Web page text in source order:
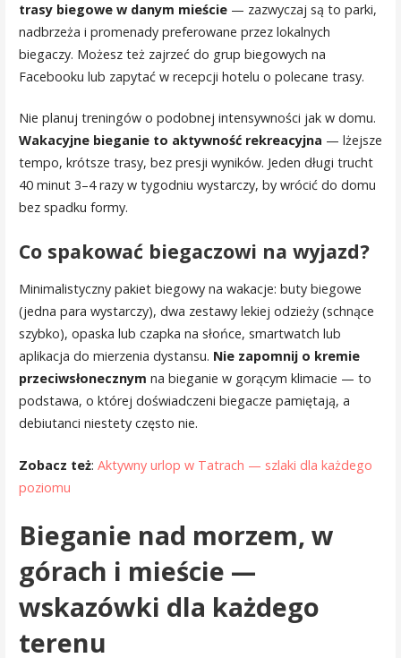
trasy biegowe w danym mieście— zazwyczaj są to parki,
nadbrzeża i promenady preferowane przez lokalnych
biegaczy. Możesz też zajrzeć do grup biegowych na
Facebooku lub zapytać w recepcji hotelu o polecane trasy.
Nie planuj treningów o podobnej intensywności jak w domu.
Wakacyjne bieganie to aktywność rekreacyjna — lżejsze
tempo, krótsze trasy, bez presji wyników. Jeden długi trucht
40 minut 3–4 razy w tygodniu wystarczy, by wrócić do domu
bez spadku formy.
Co spakować biegaczowi na wyjazd?
Minimalistyczny pakiet biegowy na wakacje: buty biegowe
(jedna para wystarczy), dwa zestawy lekiej odzieży (schnące
szybko), opaska lub czapka na słońce, smartwatch lub
aplikacja do mierzenia dystansu. Nie zapomnij o kremie
przeciwsłonecznym na bieganie w gorącym klimacie — to
podstawa, o której doświadczeni biegacze pamiętają, a
debiutanci niestety często nie.
Zobacz też: Aktywny urlop w Tatrach — szlaki dla każdego
poziomu
Bieganie nad morzem, w
górach i mieście —
wskazówki dla każdego
terenu